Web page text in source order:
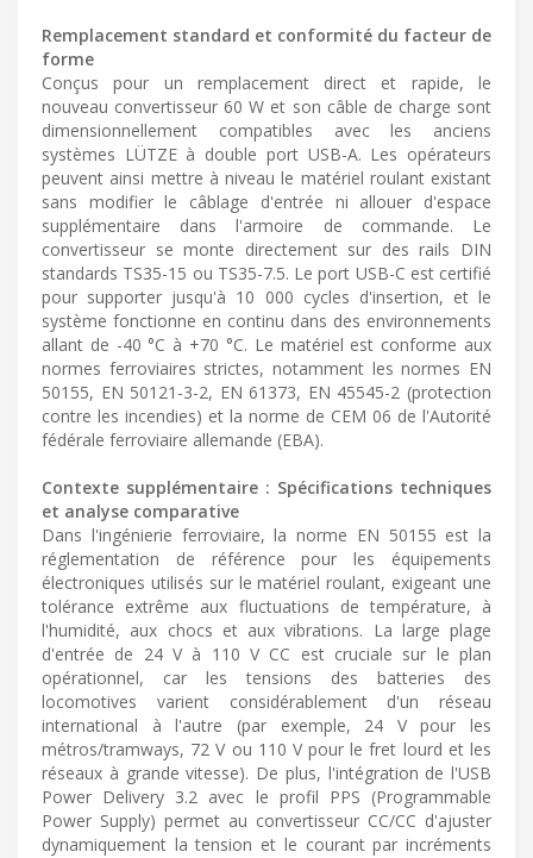
Remplacement standard et conformité du facteur de
forme
Conçus pour un remplacement direct et rapide, le
nouveau convertisseur 60 W et son câble de charge sont
dimensionnellement compatibles avec les anciens
systèmes LÜTZE à double port USB-A. Les opérateurs
peuvent ainsi mettre à niveau le matériel roulant existant
sans modifier le câblage d'entrée ni allouer d'espace
supplémentaire dans l'armoire de commande. Le
convertisseur se monte directement sur des rails DIN
standards TS35-15 ou TS35-7.5. Le port USB-C est certifié
pour supporter jusqu'à 10 000 cycles d'insertion, et le
système fonctionne en continu dans des environnements
allant de -40 °C à +70 °C. Le matériel est conforme aux
normes ferroviaires strictes, notamment les normes EN
50155, EN 50121-3-2, EN 61373, EN 45545-2 (protection
contre les incendies) et la norme de CEM 06 de l'Autorité
fédérale ferroviaire allemande (EBA).
Contexte supplémentaire : Spécifications techniques
et analyse comparative
Dans l'ingénierie ferroviaire, la norme EN 50155 est la
réglementation de référence pour les équipements
électroniques utilisés sur le matériel roulant, exigeant une
tolérance extrême aux fluctuations de température, à
l'humidité, aux chocs et aux vibrations. La large plage
d'entrée de 24 V à 110 V CC est cruciale sur le plan
opérationnel, car les tensions des batteries des
locomotives varient considérablement d'un réseau
international à l'autre (par exemple, 24 V pour les
métros/tramways, 72 V ou 110 V pour le fret lourd et les
réseaux à grande vitesse). De plus, l'intégration de l'USB
Power Delivery 3.2 avec le profil PPS (Programmable
Power Supply) permet au convertisseur CC/CC d'ajuster
dynamiquement la tension et le courant par incréments